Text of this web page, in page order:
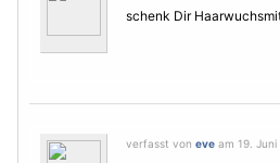
schenk Dir
verfasst von eve am 19.